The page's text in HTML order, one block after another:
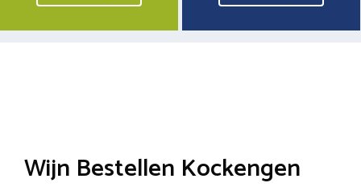
Wijn Bestellen Kockengen